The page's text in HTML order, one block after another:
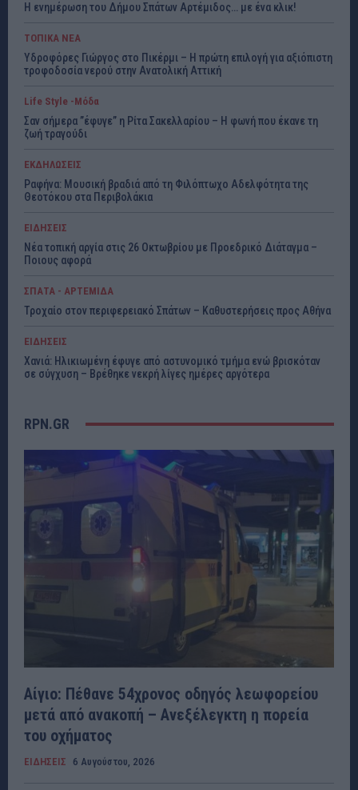
Η ενημέρωση του Δήμου Σπάτων Αρτέμιδος… με ένα κλικ!
ΤΟΠΙΚΑ ΝΕΑ
Υδροφόρες Γιώργος στο Πικέρμι – Η πρώτη επιλογή για αξιόπιστη
τροφοδοσία νερού στην Ανατολική Αττική
Life Style -Μόδα
Σαν σήμερα ”έφυγε” η Ρίτα Σακελλαρίου – Η φωνή που έκανε τη
ζωή τραγούδι
ΕΚΔΗΛΩΣΕΙΣ
Ραφήνα: Μουσική βραδιά από τη Φιλόπτωχο Αδελφότητα της
Θεοτόκου στα Περιβολάκια
ΕΙΔΗΣΕΙΣ
Νέα τοπική αργία στις 26 Οκτωβρίου με Προεδρικό Διάταγμα –
Ποιους αφορά
ΣΠΑΤΑ - ΑΡΤΕΜΙΔΑ
Τροχαίο στον περιφερειακό Σπάτων – Καθυστερήσεις προς Αθήνα
ΕΙΔΗΣΕΙΣ
Χανιά: Ηλικιωμένη έφυγε από αστυνομικό τμήμα ενώ βρισκόταν
σε σύγχυση – Βρέθηκε νεκρή λίγες ημέρες αργότερα
RPN.GR
Αίγιο: Πέθανε 54χρονος οδηγός λεωφορείου
μετά από ανακοπή – Ανεξέλεγκτη η πορεία
του οχήματος
ΕΙΔΗΣΕΙΣ 6 Αυγούστου, 2026